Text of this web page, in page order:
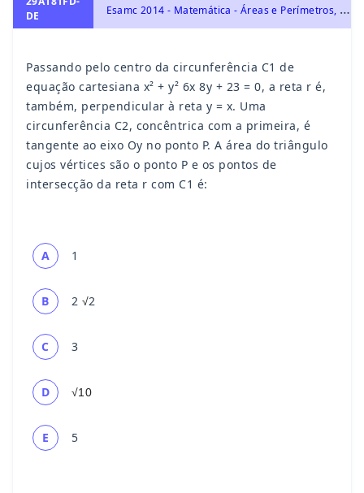
DE
E
samc 2014 - Matemática - Áreas e Perímetros, Circunferências e Círculos, Geometria Plana, Triângulos
Passando pelo centro da circunferência C1 de
equação cartesiana x² + y² 6x 8y + 23 = 0, a reta r é,
também, perpendicular à reta y = x. Uma
circunferência C2, concêntrica com a primeira, é
tangente ao eixo Oy no ponto P. A área do triângulo
cujos vértices são o ponto P e os pontos de
intersecção da reta r com C1 é:
A 1
B 2 √2
C 3
D √10
E 5